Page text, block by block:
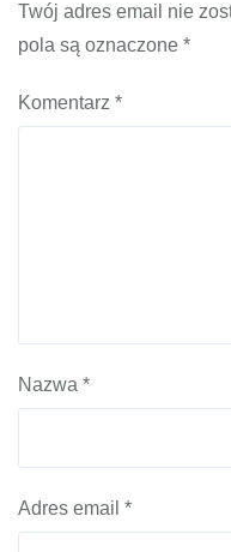
Twój adres email nie
pola są oznaczone *
Komentarz *
Nazwa *
Adres email *